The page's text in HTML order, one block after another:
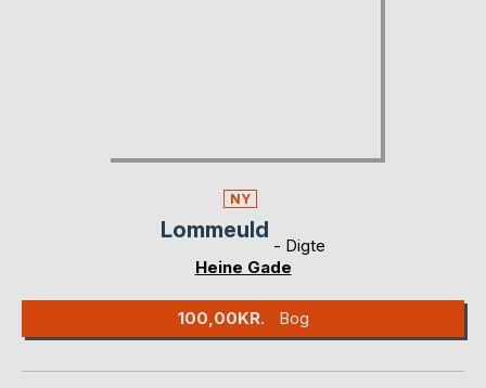
NY
Lommeuld
- Digte
Heine Gade
100,00KR. Bog